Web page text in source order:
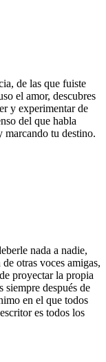
de las que fuiste
el amor, descubres
y experimentar de
del que habla
tu destino.
nada a nadie,
otras voces amigas,
proyectar la propia
después de
en el que todos
es todos los